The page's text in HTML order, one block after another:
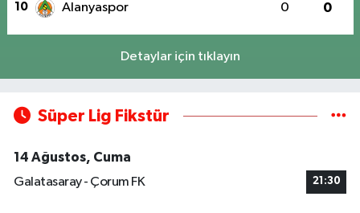
10 Alanyaspor 0 0
Detaylar için tıklayın
Süper Lig Fikstür
14 Ağustos, Cuma
Galatasaray - Çorum FK
21:30